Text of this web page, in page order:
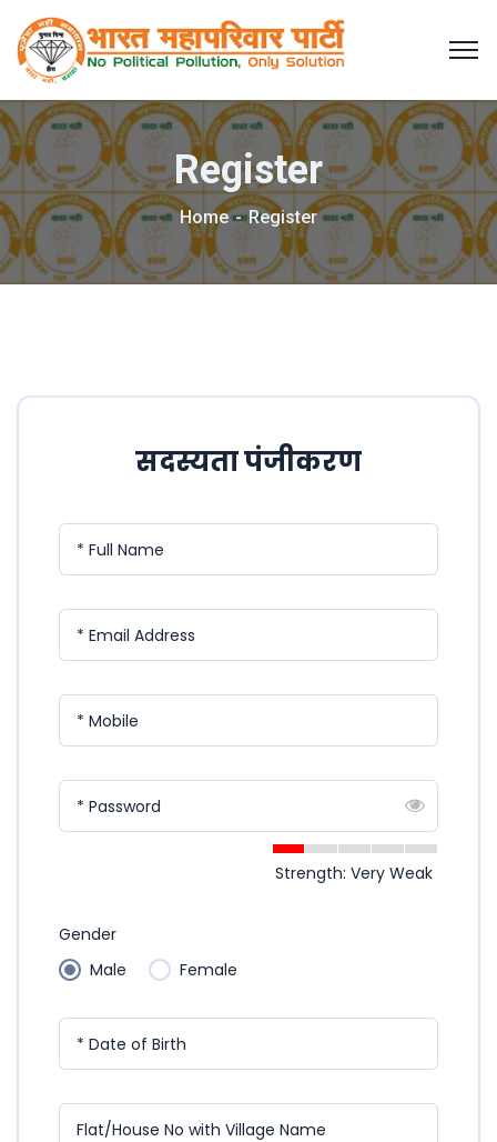
Register
Home Register
सदस्यता पंजीकरण
* Full Name
* Email Address
* Mobile
* Password
Strength: Very Weak
Gender
Male
Female
* Date of Birth
Flat/House No with Village Name